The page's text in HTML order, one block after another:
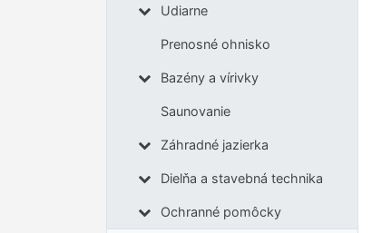
Udiarne
Prenosné ohnisko
Bazény a vírivky
Saunovanie
Záhradné jazierka
Dielňa a stavebná technika
Ochranné pomôcky